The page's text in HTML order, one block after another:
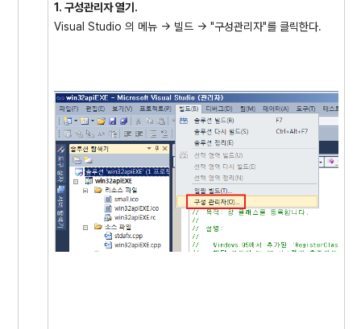
1. 구성관리자 열기.
Visual Studio 의 메뉴 -> 빌드 -> "구성관리자"를 클릭한다.